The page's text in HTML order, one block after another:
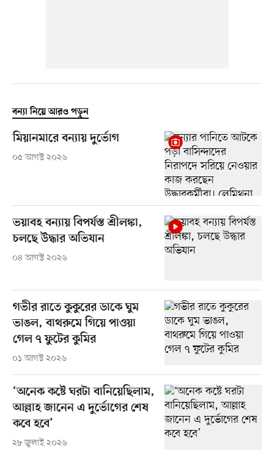
বন্যা নিয়ে আরও পড়ুন
মিয়ানমারে বন্যায় দুর্ভোগ
০৫ আগস্ট ২০২৬
ভয়াবহ বন্যায় বিপর্যস্ত শ্রীলঙ্কা,
চলছে উদ্ধার অভিযান
০৪ আগস্ট ২০২৬
গভীর রাতে কুকুরের ডাকে ঘুম
ভাঙল, বাথরুমে গিয়ে পাওয়া
গেল ৭ ফুটের কুমির
০১ আগস্ট ২০২৬
‘অনেক কষ্টে ঘরটা বানিয়েছিলাম,
আল্লাহ জানেন এ দুর্ভোগের শেষ
কবে হবে’
২৮ জুলাই ২০২৬